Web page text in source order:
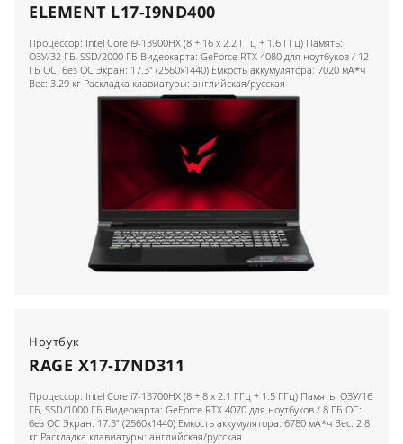
ELEMENT L17-I9ND400
Процессор: Intel Core i9-13900HX (8 + 16 x 2.2 ГГц + 1.6 ГГц) Память:
ОЗУ/32 ГБ, SSD/2000 ГБ Видеокарта: GeForce RTX 4080 для ноутбуков / 12
ГБ ОС: без ОС Экран: 17.3" (2560x1440) Емкость аккумулятора: 7020 мА*ч
Вес: 3.29 кг Раскладка клавиатуры: английская/русская
Ноутбук
RAGE X17-I7ND311
Процессор: Intel Core i7-13700HX (8 + 8 x 2.1 ГГц + 1.5 ГГц) Память: ОЗУ/16
ГБ, SSD/1000 ГБ Видеокарта: GeForce RTX 4070 для ноутбуков / 8 ГБ ОС:
без ОС Экран: 17.3" (2560x1440) Емкость аккумулятора: 6780 мА*ч Вес: 2.8
кг Раскладка клавиатуры: английская/русская